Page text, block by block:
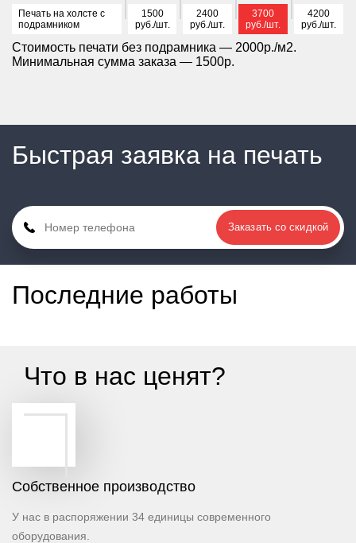
Печать на холсте с
подрамником
1500
руб./шт.
2400
руб./шт.
3700
руб./шт.
4200
руб./шт.
Стоимость печати без подрамника — 2000р./м2.
Минимальная сумма заказа — 1500р.
Быстрая заявка на печать
Заказать со скидкой
Последние работы
Что в нас ценят?
Cобственное производство
У нас в распоряжении 34 единицы современного
оборудования.